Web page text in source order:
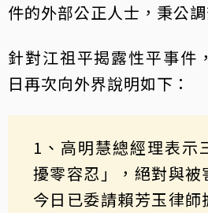
件的外部公正人士，秉公調
針對江祖平揭露性平事件
日再次向外界說明如下：
1、高明慧總經理表示
擾零容忍」，絕對與被
今日已委請賴芳玉律師